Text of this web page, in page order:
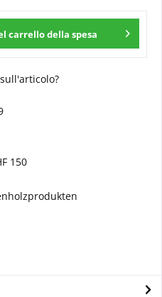
carrello della spesa
150